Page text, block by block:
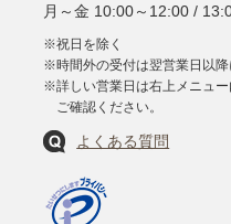
月～金 10:00～12:00 /
※祝日を除く
※時間外の受付は翌営業日以降
※詳しい営業日は右上メニュ
ご確認ください。
よくある質問